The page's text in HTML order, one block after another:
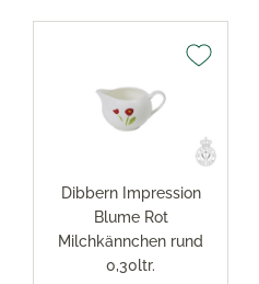
Dibbern Impression
Blume Rot
Milchkännchen rund
0,30ltr.